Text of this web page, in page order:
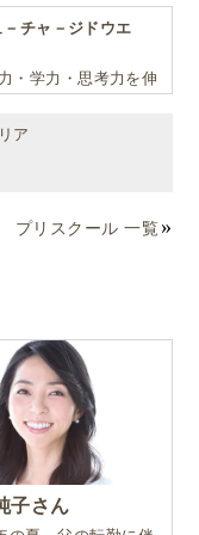
チャ－ジドウエ
・学力・思考力を伸
ア
プリスクール 一覧
子さん